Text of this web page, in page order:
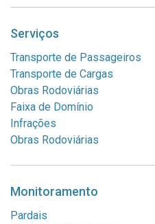
Serviços
Transporte de Passageiros
Transporte de Cargas
Obras Rodoviárias
Faixa de Domínio
Infrações
Obras Rodoviárias
Monitoramento
Pardais